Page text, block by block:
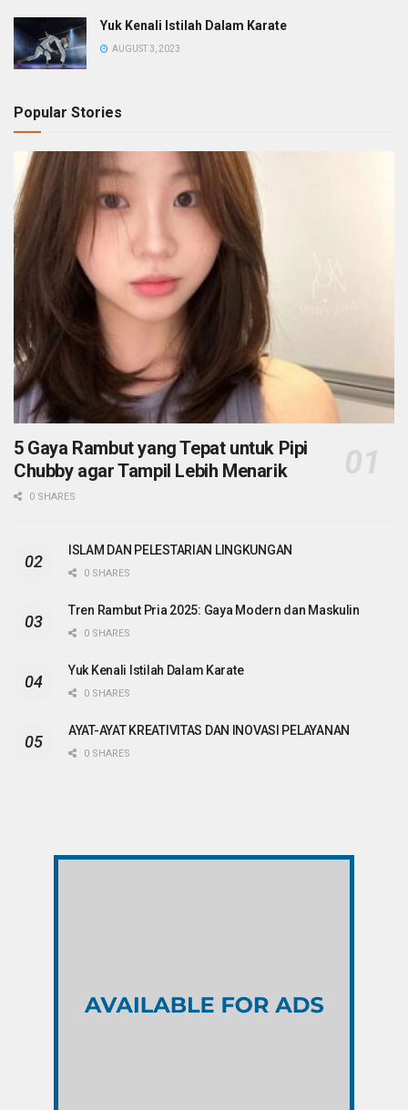
Yuk Kenali Istilah Dalam Karate
AUGUST 3, 2023
Popular Stories
5 Gaya Rambut yang Tepat untuk Pipi
Chubby agar Tampil Lebih Menarik
0 SHARES
ISLAM DAN PELESTARIAN LINGKUNGAN
0 SHARES
Tren Rambut Pria 2025: Gaya Modern dan Maskulin
0 SHARES
Yuk Kenali Istilah Dalam Karate
0 SHARES
AYAT-AYAT KREATIVITAS DAN INOVASI PELAYANAN
0 SHARES